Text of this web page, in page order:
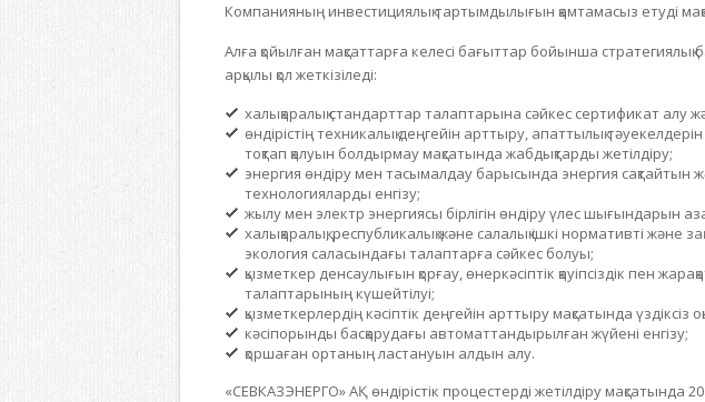
Компанияның инвестициялық тартымдылығын қамтамасыз етуді
Алға қойылған мақсаттарға келесі бағыттар бойынша
арқылы қол жеткізіледі:
халықаралық стандарттар талаптарына сәйкес сертификат алу
өндірістің техникалық деңгейін арттыру, апаттылық
тоқтап қалуын болдырмау мақсатында жабдықтарды жетілдіру;
энергия өндіру мен тасымалдау барысында энергия сақтайтын
технологияларды енгізу;
жылу мен электр энергиясы бірлігін өндіру үлес шығындарын
халықаралық, республикалық және салалық ішкі нормативті және
экология саласындағы талаптарға сәйкес болуы;
қызметкер денсаулығын қорғау, өнеркәсіптік қауіпсіздік пен
талаптарының күшейтілуі;
қызметкерлердің кәсіптік деңгейін арттыру мақсатында үздіксіз
кәсіпорынды басқарудағы автоматтандырылған жүйені енгізу;
қоршаған ортаның ластануын алдын алу.
«СЕВКАЗЭНЕРГО» АҚ өндірістік процестерді жетілдіру мақсатында